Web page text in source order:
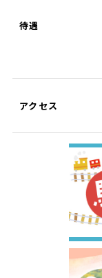
待遇
アクセス